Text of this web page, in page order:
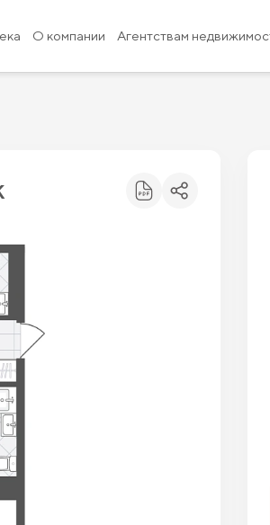
О компании Агентствам
800 ₽9 435 000 ₽